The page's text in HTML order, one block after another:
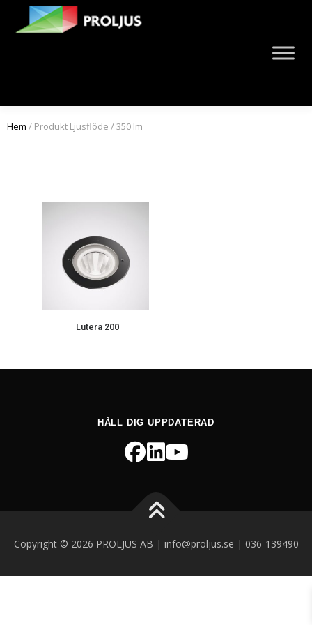
Hem / Produkt Ljusflöde / 350 lm
Lutera 200
HÅLL DIG UPPDATERAD
Copyright © 2026 PROLJUS AB | info@proljus.se | 036-139490